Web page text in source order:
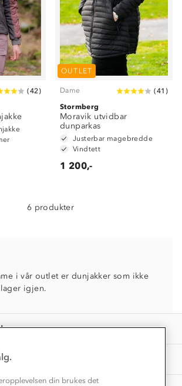
(42)
OUTLET
Dame (41 )
Stormberg
Moravik utvidbar
dunparkas
Justerbar magebredde
Vindtett
1 200,-
6 produkter
i vår outlet er dunjakker som ikke
igjen.
og SFO
oss?
barn
til barnehagen
og tips her⛰
din brukes det